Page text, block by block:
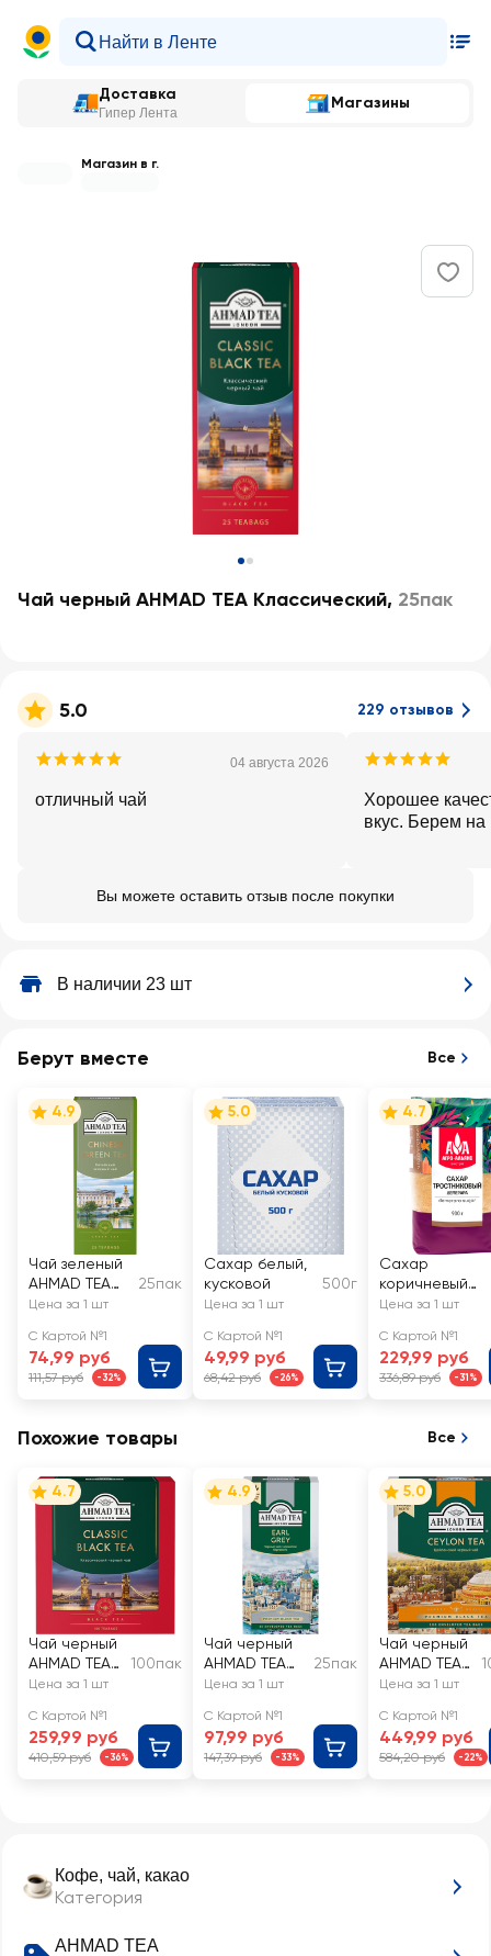
Доставка
Гипер Лента
Магазины
Магазин в г.
Чай черный AHMAD TEA Классический, 25пак
5.0 229 отзывов
04 августа 2026
отличный чай
Хорошее
вкус. Берем на
Вы можете оставить отзыв после покупки
В наличии 23 шт
Кофе, чай, какао
Категория
AHMAD TEA
Берут вместе Все
4.9
Чай зеленый
AHMAD TEA
Китайский
25пак
Цена за 1 шт
С Картой №1
74,99 руб
111,57 руб -32%
5.0
Сахар белый,
кусковой
500г
Цена за 1 шт
С Картой №1
49,99 руб
68,42 руб -26%
4.7
Сахар
коричневый
АГРО-АЛЬЯНС
Demerara
нный
Цена за 1 шт
С Картой №1
229,99 руб
336,89 руб -31%
Похожие товары Все
4.7
Чай черный
AHMAD TEA
Классически
100пак
Цена за 1 шт
С Картой №1
259,99 руб
410,59 руб -36%
4.9
Чай черный
AHMAD TEA
Tea Earl Grey
бергамота
байховый
25пак
Цена за 1 шт
С Картой №1
97,99 руб
147,39 руб -33%
5.0
Чай черный
AHMAD TEA
Цейлонский
Цена за 1 шт
С Картой №1
449,99 руб
584,20 руб -22%